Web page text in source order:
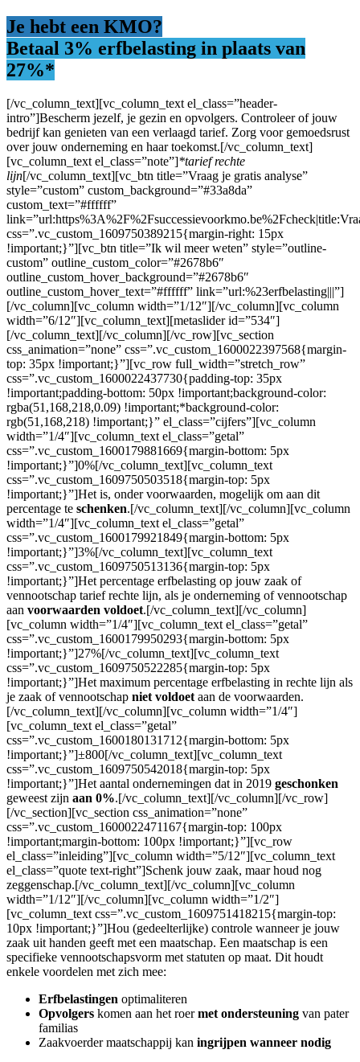
Je hebt een KMO?
Betaal 3% erfbelasting in plaats van
27%*
[/vc_column_text][vc_column_text el_class=”header-
intro”]Bescherm jezelf, je gezin en opvolgers. Controleer of jouw
bedrijf kan genieten van een verlaagd tarief. Zorg voor gemoedsrust
over jouw onderneming en haar toekomst.[/vc_column_text]
[vc_column_text el_class=”note”]*tarief rechte
lijn[/vc_column_text][vc_btn title=”Vraag je gratis analyse”
style=”custom” custom_background=”#33a8da”
custom_text=”#ffffff”
css=”.vc_custom_1609750389215{margin-right: 15px
!important;}”][vc_btn title=”Ik wil meer weten” style=”outline-
custom” outline_custom_color=”#2678b6″
outline_custom_hover_background=”#2678b6″
outline_custom_hover_text=”#ffffff” link=”url:%23erfbelasting|||”]
[/vc_column][vc_column width=”1/12″][/vc_column][vc_column
width=”6/12″][vc_column_text][metaslider id=”534″]
[/vc_column_text][/vc_column][/vc_row][vc_section
css_animation=”none” css=”.vc_custom_1600022397568{margin-
top: 35px !important;}”][vc_row full_width=”stretch_row”
css=”.vc_custom_1600022437730{padding-top: 35px
!important;padding-bottom: 50px !important;background-color:
rgba(51,168,218,0.09) !important;*background-color:
rgb(51,168,218) !important;}” el_class=”cijfers”][vc_column
width=”1/4″][vc_column_text el_class=”getal”
css=”.vc_custom_1600179881669{margin-bottom: 5px
!important;}”]0%[/vc_column_text][vc_column_text
css=”.vc_custom_1609750503518{margin-top: 5px
!important;}”]Het is, onder voorwaarden, mogelijk om aan dit
percentage te schenken.[/vc_column_text][/vc_column][vc_column
width=”1/4″][vc_column_text el_class=”getal”
css=”.vc_custom_1600179921849{margin-bottom: 5px
!important;}”]3%[/vc_column_text][vc_column_text
css=”.vc_custom_1609750513136{margin-top: 5px
!important;}”]Het percentage erfbelasting op jouw zaak of
vennootschap tarief rechte lijn, als je onderneming of vennootschap
aan voorwaarden voldoet.[/vc_column_text][/vc_column]
[vc_column width=”1/4″][vc_column_text el_class=”getal”
css=”.vc_custom_1600179950293{margin-bottom: 5px
!important;}”]27%[/vc_column_text][vc_column_text
css=”.vc_custom_1609750522285{margin-top: 5px
!important;}”]Het maximum percentage erfbelasting in rechte lijn als
je zaak of vennootschap niet voldoetaan de voorwaarden.
[/vc_column_text][/vc_column][vc_column width=”1/4″]
[vc_column_text el_class=”getal”
css=”.vc_custom_1600180131712{margin-bottom: 5px
!important;}”]±800[/vc_column_text][vc_column_text
css=”.vc_custom_1609750542018{margin-top: 5px
!important;}”]Het aantal ondernemingen dat in 2019 geschonken
geweest zijn aan 0%.[/vc_column_text][/vc_column][/vc_row]
[/vc_section][vc_section css_animation=”none”
css=”.vc_custom_1600022471167{margin-top: 100px
!important;margin-bottom: 100px !important;}”][vc_row
el_class=”inleiding”][vc_column width=”5/12″][vc_column_text
el_class=”quote text-right”]Schenk jouw zaak, maar houd nog
zeggenschap.[/vc_column_text][/vc_column][vc_column
width=”1/12″][/vc_column][vc_column width=”1/2″]
[vc_column_text css=”.vc_custom_1609751418215{margin-top:
10px !important;}”]Hou (gedeelterlijke) controle wanneer je jouw
zaak uit handen geeft met een maatschap. Een maatschap is een
specifieke vennootschapsvorm met statuten op maat. Dit houdt
enkele voordelen met zich mee:
Erfbelastingen optimaliteren
Opvolgers komen aan het roermet ondersteuning van pater
familias
Zaakvoerder maatschappij kan ingrijpen wanneer nodig